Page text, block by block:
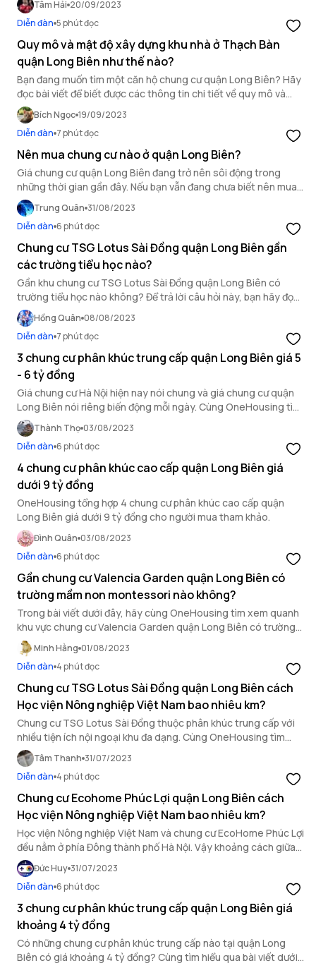
hai địa điểm này.
Tâm Hải 20/09/2023
Diễn đàn 5 phút đọc
Quy mô và mật độ xây dựng khu nhà ở Thạch Bàn
quận Long Biên như thế nào?
Bạn đang muốn tìm một căn hộ chung cư quận Long Biên? Hãy
đọc bài viết để biết được các thông tin chi tiết về quy mô và
mật độ xây dựng khu nhà ở Thạch Bàn!
Bích Ngọc 19/09/2023
Diễn đàn 7 phút đọc
Nên mua chung cư nào ở quận Long Biên?
Giá chung cư quận Long Biên đang trở nên sôi động trong
những thời gian gần đây. Nếu bạn vẫn đang chưa biết nên mua
chung cư nào ở khu vực này, hãy tham khảo bài viết sau đây
của OneHousing để có được quyết định hợp lý nhất.
Trung Quân 31/08/2023
Diễn đàn 6 phút đọc
Chung cư TSG Lotus Sài Đồng quận Long Biên gần
các trường tiểu học nào?
Gần khu chung cư TSG Lotus Sài Đồng quận Long Biên có
trường tiểu học nào không? Để trả lời câu hỏi này, bạn hãy đọc
bài viết dưới đây của OneHousing.
Hồng Quân 08/08/2023
Diễn đàn 7 phút đọc
3 chung cư phân khúc trung cấp quận Long Biên giá 5
- 6 tỷ đồng
Giá chung cư Hà Nội hiện nay nói chung và giá chung cư quận
Long Biên nói riêng biến động mỗi ngày. Cùng OneHousing tìm
hiểu 3 chung cư phân khúc trung cấp quận Long Biên giá 5 - 6
tỷ đồng trong bài viết này.
Thành Thọ 03/08/2023
Diễn đàn 6 phút đọc
4 chung cư phân khúc cao cấp quận Long Biên giá
dưới 9 tỷ đồng
OneHousing tổng hợp 4 chung cư phân khúc cao cấp quận
Long Biên giá dưới 9 tỷ đồng cho người mua tham khảo.
Đình Quân 03/08/2023
Diễn đàn 6 phút đọc
Gần chung cư Valencia Garden quận Long Biên có
trường mầm non montessori nào không?
Trong bài viết dưới đây, hãy cùng OneHousing tìm xem quanh
khu vực chung cư Valencia Garden quận Long Biên có trường
mầm non montessori nào không.
Minh Hằng 01/08/2023
Diễn đàn 4 phút đọc
Chung cư TSG Lotus Sài Đồng quận Long Biên cách
Học viện Nông nghiệp Việt Nam bao nhiêu km?
Chung cư TSG Lotus Sài Đồng thuộc phân khúc trung cấp với
nhiều tiện ích nội ngoại khu đa dạng. Cùng OneHousing tìm
hiểu khoảng cách từ dự án này đến Học viện Nông nghiệp Việt
Nam là bao nhiêu km qua bài viết sau.
Tâm Thanh 31/07/2023
Diễn đàn 4 phút đọc
Chung cư Ecohome Phúc Lợi quận Long Biên cách
Học viện Nông nghiệp Việt Nam bao nhiêu km?
Học viện Nông nghiệp Việt Nam và chung cư EcoHome Phúc Lợi
đều nằm ở phía Đông thành phố Hà Nội. Vậy khoảng cách giữa
Ecohome Phúc Lợi và Học viện Nông nghiệp Việt Nam là bao
nhiêu km?
Đức Huy 31/07/2023
Diễn đàn 6 phút đọc
3 chung cư phân khúc trung cấp quận Long Biên giá
khoảng 4 tỷ đồng
Có những chung cư phân khúc trung cấp nào tại quận Long
Biên có giá khoảng 4 tỷ đồng? Cùng tìm hiểu qua bài viết dưới